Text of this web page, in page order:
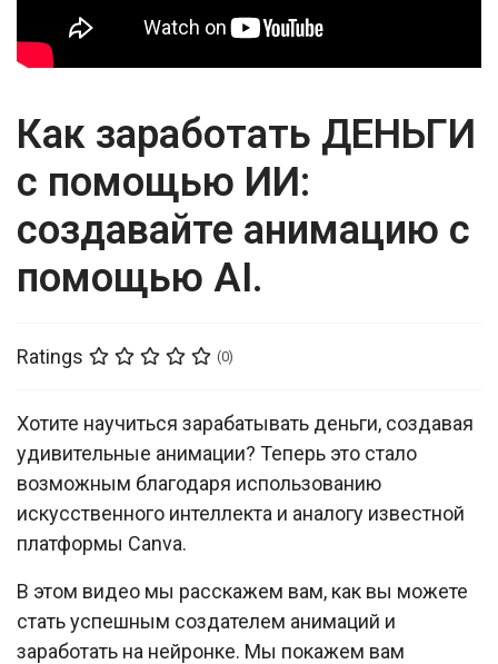
Как заработать ДЕНЬГИ
с помощью ИИ:
создавайте анимацию с
помощью AI.
Ratings (0)
Хотите научиться зарабатывать деньги, создавая
удивительные анимации? Теперь это стало
возможным благодаря использованию
искусственного интеллекта и аналогу известной
платформы Canva.
В этом видео мы расскажем вам, как вы можете
стать успешным создателем анимаций и
заработать на нейронке. Мы покажем вам